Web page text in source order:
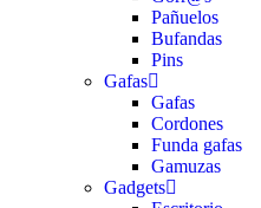
Pañuelos
Bufandas
Pins
Gafas
Gafas
Cordones
Funda gafas
Gamuzas
Gadgets